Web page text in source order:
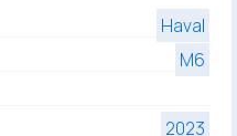
Haval
M6
2023